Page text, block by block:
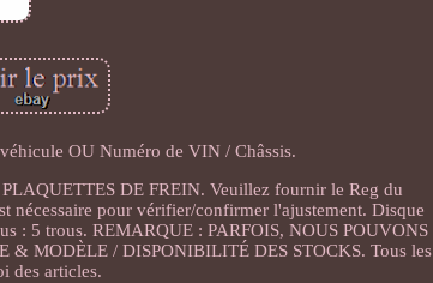
OU Numéro de VIN / Châssis.
DE FREIN. Veuillez fournir le Reg du
nécessaire pour vérifier/confirmer l'ajustement. Disque
: 5 trous. REMARQUE : PARFOIS, NOUS POUVONS
MODÈLE / DISPONIBILITÉ DES STOCKS. Tous les
des articles.